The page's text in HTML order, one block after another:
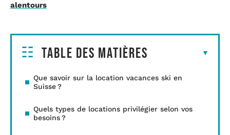
alentours
Table des matières
Que savoir sur la location vacances ski en
Suisse ?
Quels types de locations privilégier selon vos
besoins ?